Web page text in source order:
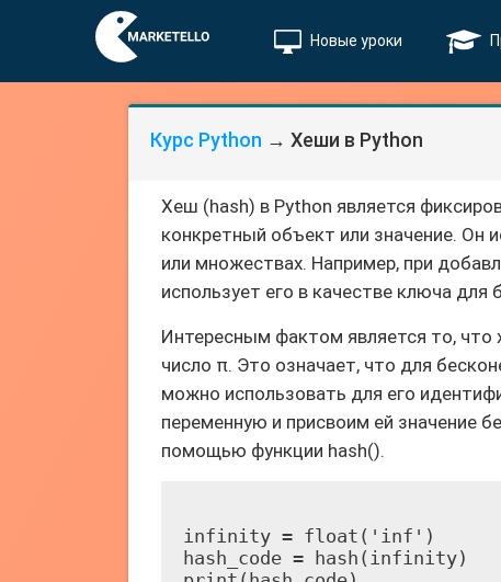
Новые уроки
Курс Python → Хеши в Python
Хеш (hash) в Python является
конкретный объект или значение. Он
или множествах. Например, при
использует его в качестве ключа
Интересным фактом является то, что
число π. Это означает, что для
можно использовать для его
переменную и присвоим ей значение
помощью функции hash().
infinity = float('inf')
hash_code = hash(infinity)